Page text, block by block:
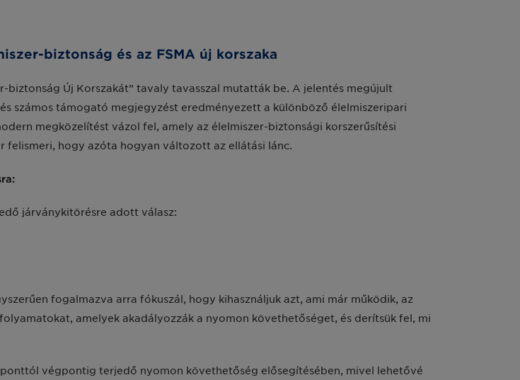
biztonság és az FSMA új korszaka
biztonság Új Korszakát” tavaly tavasszal mutatták be. A jelentés megújult
számos támogató megjegyzést eredményezett a különböző élelmiszeripari
megközelítést vázol fel, amely az élelmiszer-biztonsági korszerűsítési
hogy azóta hogyan változott az ellátási lánc.
járványkitörésre adott válasz:
fogalmazva arra fókuszál, hogy kihasználjuk azt, ami már működik, az
amelyek akadályozzák a nyomon követhetőséget, és derítsük fel, mi
végpontig terjedő nyomon követhetőség elősegítésében, mivel lehetővé